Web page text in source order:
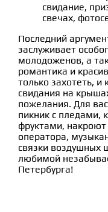
свидание,
свечах,
Последний
заслуживает
молодоженов, а
романтика и
только захотеть,
свидания на
пожелания. Для
пикник с пледами,
фруктами, накроют
оператора,
связки воздушных
любимой
Петербурга!